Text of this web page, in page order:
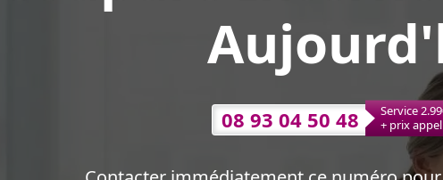
08 93 04 50 48
Service
+ prix appel